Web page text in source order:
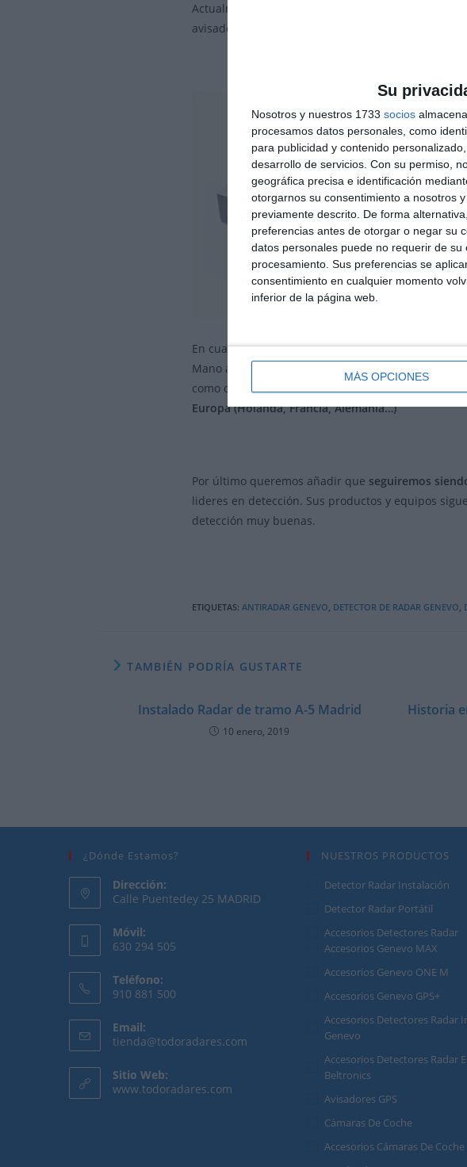
Su
Nosotros y nuestros 1733 socios
procesamos datos personales, como
para publicidad y contenido
desarrollo de servicios. Con su permiso,
geográfica precisa e identificación
otorgarnos su consentimiento a nosotros
previamente descrito. De forma
preferencias antes de otorgar o negar su
datos personales puede no requerir de
procesamiento. Sus preferencias se
consentimiento en cualquier momento
inferior de la página web.
MÁS OPCIONES
Actualmente, sólo están disponibles los detectores
avisador de radares por GPS
está
En cuanto a losdetectorespararadares en banda
Mano a mano con el fabricante, estamos
como de instalación y
las primeras unidades de
Europa (Holanda, Francia, Alemania…)
Por último queremos añadir que seguiremos
lideres en detección. Sus productos y equipos
detección muy buenas.
ETIQUETAS: ANTIRADAR GENEVO DETECTOR DE RADAR GENEVO
TAMBIÉN PODRÍA GUSTARTE
Instalado Radar de tramo A-5 Madrid
10 enero, 2019
Historia
¿Dónde Estamos?
Dirección:
Calle Puentedey 25 MADRID
Móvil:
630 294 505
abre
en
tu
aplicación
Teléfono:
910 881 500
abre
en
tu
aplicación
Email:
tienda@todoradares.com
Sitio Web:
www.todoradares.com
NUESTROS PRODUCTOS
Detector Radar Instalación
Detector Radar Portátil
Accesorios Detectores Radar
Accesorios Genevo MAX
Accesorios Genevo ONE M
Accesorios Genevo GPS+
Accesorios Detectores Radar
Genevo
Accesorios Detectores Radar
Beltronics
Avisadores GPS
Cámaras De Coche
Accesorios Cámaras De Coche